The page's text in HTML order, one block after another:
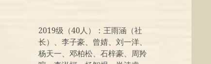
2019级（40人）：王雨涵（社
长）、李子豪、曾婧、刘一洋、
杨天一、邓柏松、石梓豪、周羚